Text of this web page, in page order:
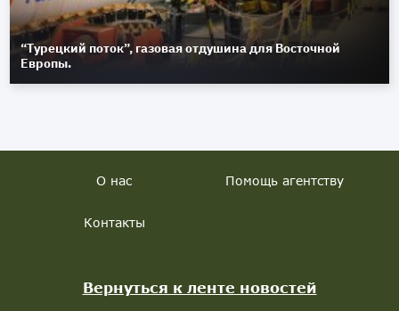
“Турецкий поток”, газовая отдушина для Восточной
Европы.
О нас Помощь агентству
Контакты
Вернуться к ленте новостей